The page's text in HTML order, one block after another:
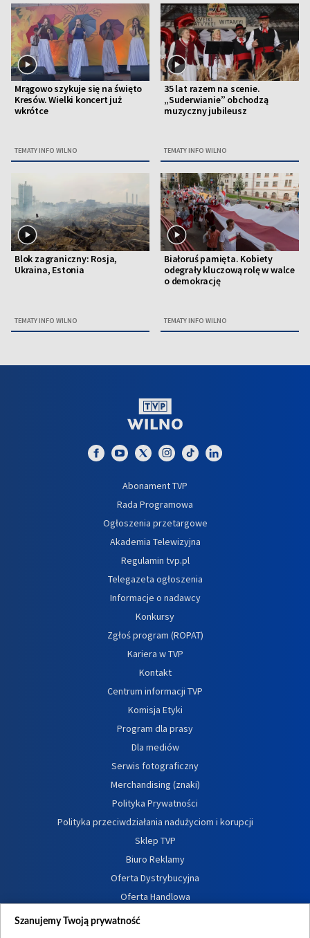
Mrągowo szykuje się na święto
Kresów. Wielki koncert już
wkrótce
TEMATY INFO WILNO
35 lat razem na scenie.
„Suderwianie” obchodzą
muzyczny jubileusz
TEMATY INFO WILNO
Blok zagraniczny: Rosja,
Ukraina, Estonia
TEMATY INFO WILNO
Białoruś pamięta. Kobiety
odegrały kluczową rolę w walce
o demokrację
TEMATY INFO WILNO
Abonament TVP
Rada Programowa
Ogłoszenia przetargowe
Akademia Telewizyjna
Regulamin tvp.pl
Telegazeta ogłoszenia
Informacje o nadawcy
Konkursy
Zgłoś program (ROPAT)
Kariera w TVP
Kontakt
Centrum informacji TVP
Komisja Etyki
Program dla prasy
Dla mediów
Serwis fotograficzny
Merchandising (znaki)
Polityka Prywatności
Polityka przeciwdziałania nadużyciom i korupcji
Sklep TVP
Biuro Reklamy
Oferta Dystrybucyjna
Oferta Handlowa
Dostępność
Szanujemy Twoją prywatność